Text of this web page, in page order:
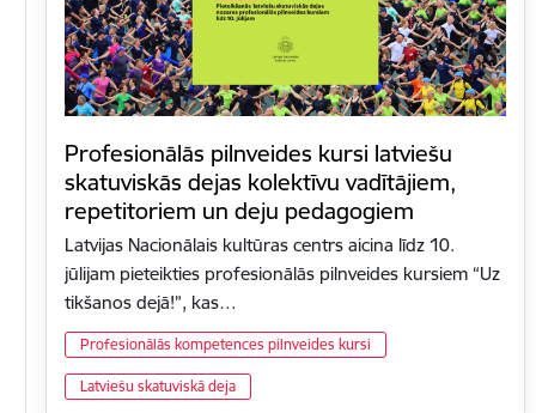
Profesionālās pilnveides kursi latviešu
skatuviskās dejas kolektīvu vadītājiem,
repetitoriem un deju pedagogiem
Latvijas Nacionālais kultūras centrs aicina līdz 10.
jūlijam pieteikties profesionālās pilnveides kursiem “Uz
tikšanos dejā!”, kas…
Profesionālās kompetences pilnveides kursi
Latviešu skatuviskā deja